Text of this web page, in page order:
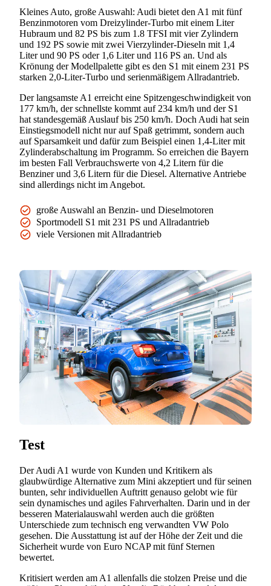
Kleines Auto, große Auswahl: Audi bietet den A1 mit fünf
Benzinmotoren vom Dreizylinder-Turbo mit einem Liter
Hubraum und 82 PS bis zum 1.8 TFSI mit vier Zylindern
und 192 PS sowie mit zwei Vierzylinder-Dieseln mit 1,4
Liter und 90 PS oder 1,6 Liter und 116 PS an. Und als
Krönung der Modellpalette gibt es den S1 mit einem 231 PS
starken 2,0-Liter-Turbo und serienmäßigem Allradantrieb.
Der langsamste A1 erreicht eine Spitzengeschwindigkeit von
177 km/h, der schnellste kommt auf 234 km/h und der S1
hat standesgemäß Auslauf bis 250 km/h. Doch Audi hat sein
Einstiegsmodell nicht nur auf Spaß getrimmt, sondern auch
auf Sparsamkeit und dafür zum Beispiel einen 1,4-Liter mit
Zylinderabschaltung im Programm. So erreichen die Bayern
im besten Fall Verbrauchswerte von 4,2 Litern für die
Benziner und 3,6 Litern für die Diesel. Alternative Antriebe
sind allerdings nicht im Angebot.
große Auswahl an Benzin- und Dieselmotoren
Sportmodell S1 mit 231 PS und Allradantrieb
viele Versionen mit Allradantrieb
Test
Der Audi A1 wurde von Kunden und Kritikern als
glaubwürdige Alternative zum Mini akzeptiert und für seinen
bunten, sehr individuellen Auftritt genauso gelobt wie für
sein dynamisches und agiles Fahrverhalten. Darin und in der
besseren Materialauswahl werden auch die größten
Unterschiede zum technisch eng verwandten VW Polo
gesehen. Die Ausstattung ist auf der Höhe der Zeit und die
Sicherheit wurde von Euro NCAP mit fünf Sternen
bewertet.
Kritisiert werden am A1 allenfalls die stolzen Preise und die